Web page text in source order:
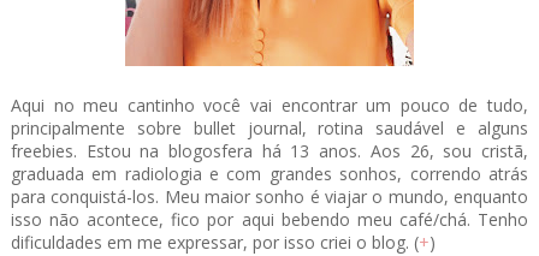
Aqui no meu cantinho você vai encontrar um pouco de tudo,
principalmente sobre bullet journal, rotina saudável e alguns
freebies. Estou na blogosfera há 13 anos. Aos 26, sou cristã,
graduada em radiologia e com grandes sonhos, correndo atrás
para conquistá-los. Meu maior sonho é viajar o mundo, enquanto
isso não acontece, fico por aqui bebendo meu café/chá. Tenho
dificuldades em me expressar, por isso criei o blog. (+)